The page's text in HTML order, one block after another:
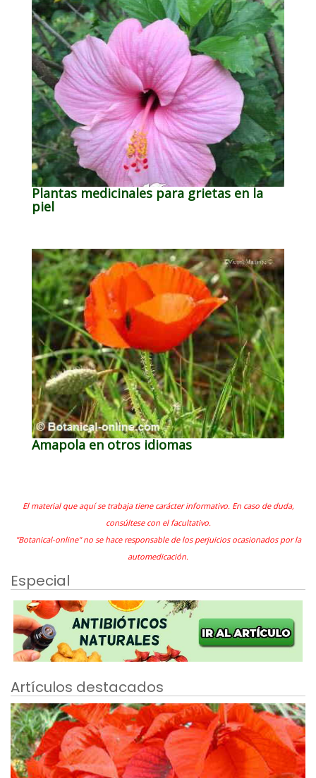
Plantas medicinales para grietas en la
piel
Amapola en otros idiomas
El material que aquí se trabaja tiene carácter informativo. En caso de duda,
consúltese con el facultativo.
"Botanical-online" no se hace responsable de los perjuicios ocasionados por la
automedicación.
Especial
Artículos destacados